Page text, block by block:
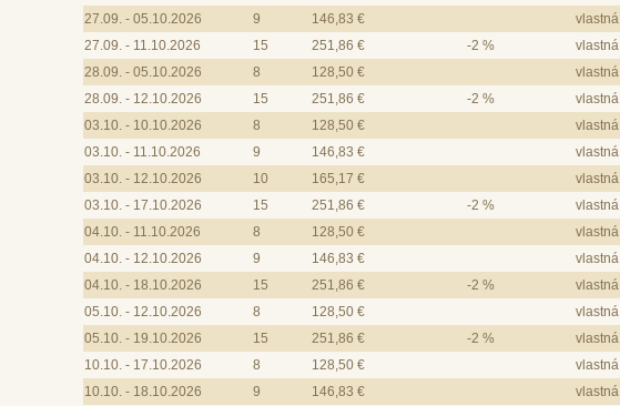
27.09. - 05.10.2026 9 146,83 € vlastná
27.09. - 11.10.2026 15 251,86 € -2 % vlastná
28.09. - 05.10.2026 8 128,50 € vlastná
28.09. - 12.10.2026 15 251,86 € -2 % vlastná
03.10. - 10.10.2026 8 128,50 € vlastná
03.10. - 11.10.2026 9 146,83 € vlastná
03.10. - 12.10.2026 10 165,17 € vlastná
03.10. - 17.10.2026 15 251,86 € -2 % vlastná
04.10. - 11.10.2026 8 128,50 € vlastná
04.10. - 12.10.2026 9 146,83 € vlastná
04.10. - 18.10.2026 15 251,86 € -2 % vlastná
05.10. - 12.10.2026 8 128,50 € vlastná
05.10. - 19.10.2026 15 251,86 € -2 % vlastná
10.10. - 17.10.2026 8 128,50 € vlastná
10.10. - 18.10.2026 9 146,83 € vlastná